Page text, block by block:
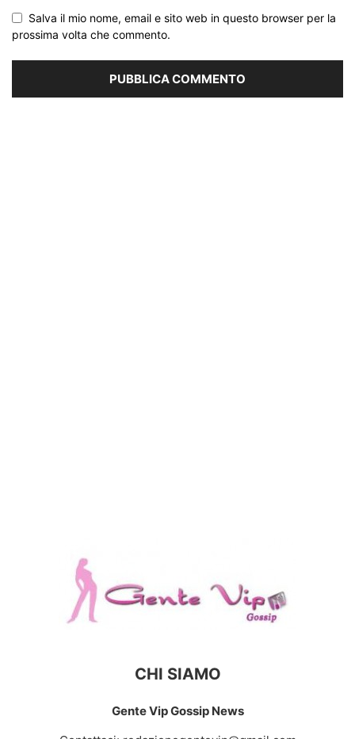
Salva il mio nome, email e sito web in questo browser per la
prossima volta che commento.
CHI SIAMO
Gente Vip Gossip News